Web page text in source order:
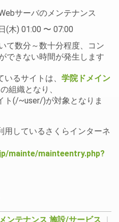
サーバのメンテナンス
(木) 01:00 〜 07:00
て数分～数十分程度、コン
できない時間が発生します
るサイトは、 学院ドメイン
組織となり、
ト(/~user/)が対象となりま
用しているさくらインターネ
mainte/mainteentry.php?
メンテナンス 施設/サービス